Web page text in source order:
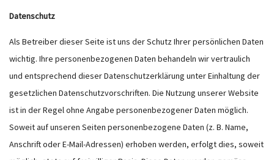
Datenschutz
Als Betreiber dieser Seite ist uns der Schutz Ihrer persönlichen Daten
wichtig. Ihre personenbezogenen Daten behandeln wir vertraulich
und entsprechend dieser Datenschutzerklärung unter Einhaltung der
gesetzlichen Datenschutzvorschriften. Die Nutzung unserer Website
ist in der Regel ohne Angabe personenbezogener Daten möglich.
Soweit auf unseren Seiten personenbezogene Daten (z. B. Name,
Anschrift oder E-Mail-Adressen) erhoben werden, erfolgt dies, soweit